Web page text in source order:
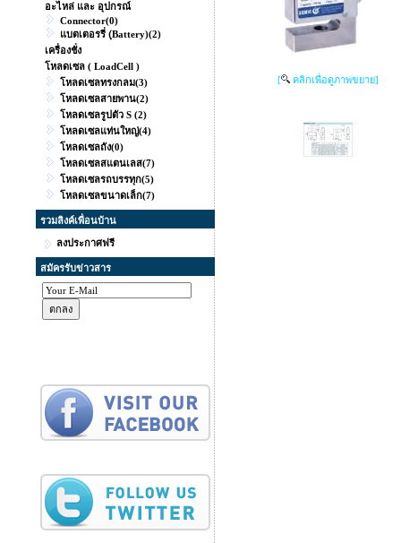
อะไหล่ และ อุปกรณ์
Connector(0)
แบตเตอรรี่ (ฺBattery)(2)
เครื่องชั่ง
โหลดเซล ( LoadCell )
โหลดเซลทรงกลม(3)
โหลดเซลสายพาน(2)
โหลดเซลรูปตัว S (2)
โหลดเซลแท่นใหญ่(4)
โหลดเซลถัง(0)
โหลดเซลสแตนเลส(7)
โหลดเซลรถบรรทุก(5)
โหลดเซลขนาดเล็ก(7)
รวมลิงค์เพื่อนบ้าน
ลงประกาศฟรี
สมัครรับข่าวสาร
[ คลิกเพื่อดูภาพขยาย]